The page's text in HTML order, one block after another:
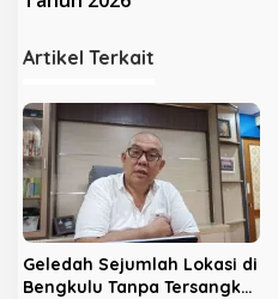
i
g
a
s
i
p
o
s
Artikel Terkait
Geledah Sejumlah Lokasi di
Bengkulu Tanpa Tersangka,